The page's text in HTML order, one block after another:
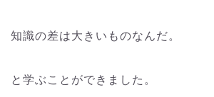
知識の差は大きいものなんだ。
と学ぶことができました。